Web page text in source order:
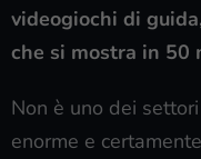
videogiochi di
che si mostra in 50
Non è uno dei
enorme e